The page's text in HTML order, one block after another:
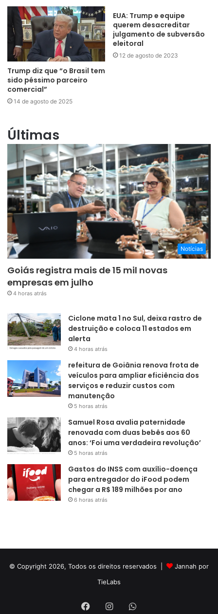
Trump diz que “o Brasil tem
sido péssimo parceiro
comercial”
14 de agosto de 2025
EUA: Trump e equipe
querem desacreditar
julgamento de subversão
eleitoral
12 de agosto de 2023
Últimas
Notícias
Goiás registra mais de 15 mil novas
empresas em julho
4 horas atrás
Ciclone mata 1 no Sul, deixa rastro de
destruição e coloca 11 estados em
alerta
4 horas atrás
refeitura de Goiânia renova frota de
veículos para ampliar eficiência dos
serviços e reduzir custos com
manutenção
5 horas atrás
Samuel Rosa avalia paternidade
renovada com duas bebês aos 60
anos: ‘Foi uma verdadeira revolução’
5 horas atrás
Gastos do INSS com auxílio-doença
para entregador do iFood podem
chegar a R$ 189 milhões por ano
6 horas atrás
© Copyright 2026, Todos os direitos reservados |
Jannah por
TieLabs
FacebookInstagramWhatsApp